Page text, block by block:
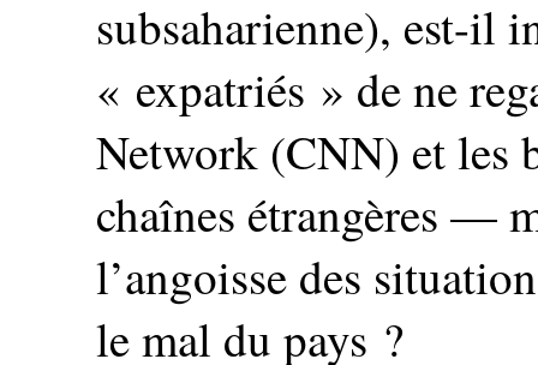
subsaharienne), est-il
« expatriés » de ne
Network (CNN) et les
chaînes étrangères —
l’angoisse des
le mal du pays ?